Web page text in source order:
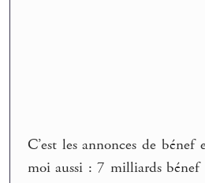
C’est les annonces de
moi aussi : 7 milliards